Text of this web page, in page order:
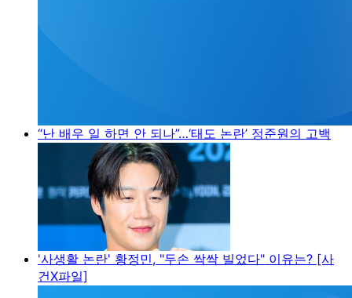
“난 배우 일 하면 안 되나”…‘태도 논란’ 정준원의 고백
'사생활 논란' 황정민, "두손 싹싹 빌었다" 이유는? [사
건X파일]